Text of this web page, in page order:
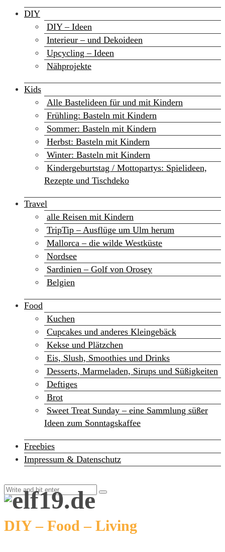
DIY
DIY – Ideen
Interieur – und Dekoideen
Upcycling – Ideen
Nähprojekte
Kids
Alle Bastelideen für und mit Kindern
Frühling: Basteln mit Kindern
Sommer: Basteln mit Kindern
Herbst: Basteln mit Kindern
Winter: Basteln mit Kindern
Kindergeburtstag / Mottopartys: Spielideen,
Rezepte und Tischdeko
Travel
alle Reisen mit Kindern
TripTip – Ausflüge um Ulm herum
Mallorca – die wilde Westküste
Nordsee
Sardinien – Golf von Orosey
Belgien
Food
Kuchen
Cupcakes und anderes Kleingebäck
Kekse und Plätzchen
Eis, Slush, Smoothies und Drinks
Desserts, Marmeladen, Sirups und Süßigkeiten
Deftiges
Brot
Sweet Treat Sunday – eine Sammlung süßer
Ideen zum Sonntagskaffee
Freebies
Impressum & Datenschutz
DIY – Food – Living